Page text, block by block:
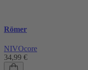
Römer
NIVOcore
34,99 €